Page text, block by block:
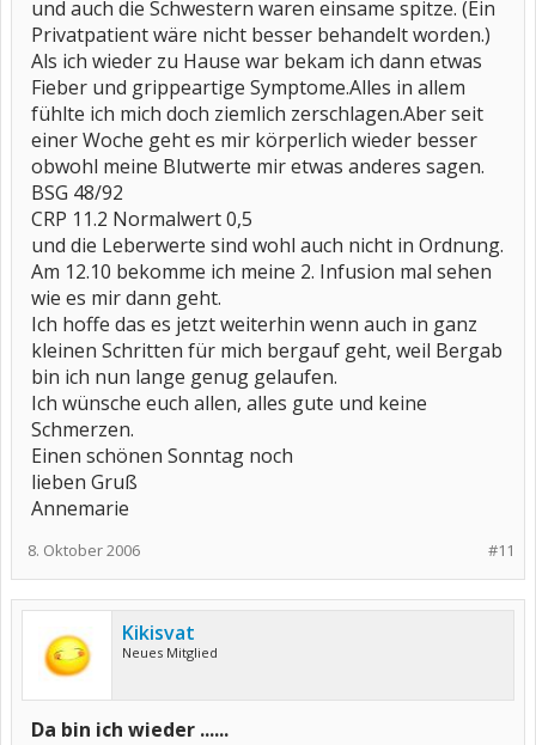
und auch die Schwestern waren einsame spitze. (Ein
Privatpatient wäre nicht besser behandelt worden.)
Als ich wieder zu Hause war bekam ich dann etwas
Fieber und grippeartige Symptome.Alles in allem
fühlte ich mich doch ziemlich zerschlagen.Aber seit
einer Woche geht es mir körperlich wieder besser
obwohl meine Blutwerte mir etwas anderes sagen.
BSG 48/92
CRP 11.2 Normalwert 0,5
und die Leberwerte sind wohl auch nicht in Ordnung.
Am 12.10 bekomme ich meine 2. Infusion mal sehen
wie es mir dann geht.
Ich hoffe das es jetzt weiterhin wenn auch in ganz
kleinen Schritten für mich bergauf geht, weil Bergab
bin ich nun lange genug gelaufen.
Ich wünsche euch allen, alles gute und keine
Schmerzen.
Einen schönen Sonntag noch
lieben Gruß
Annemarie
#11
8. Oktober 2006
Kikisvat
Neues Mitglied
Da bin ich wieder ......